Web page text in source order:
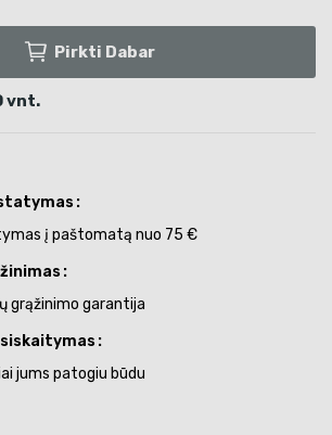
Pirkti Dabar
vnt.
į paštomatą nuo 75 €
grąžinimo garantija
jums patogiu būdu